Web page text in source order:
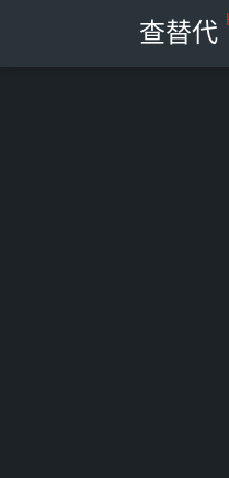
查替代